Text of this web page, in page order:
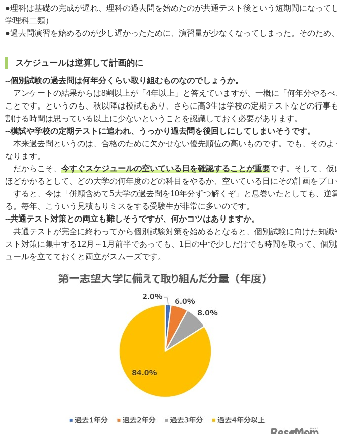
●理科は基礎の完成が遅れ、理科の過去問を始めたのが共通テスト後という短期間になっ
学理科二類）
●過去問演習を始めるのが少し遅かったために、演習量が少なくなってしまった。そのため
スケジュールは逆算して計画的に
--個別試験の過去問は何年分くらい取り組むものなのでしょうか。
アンケートの結果からは8割以上が「4年以上」と答えていますが、一概に「何年分やる
ことです。というのも、秋以降は模試もあり、さらに高3生は学校の定期テストなどの行
割ける時間は思っている以上に少ないということを認識しておく必要があります。
--模試や学校の定期テストに追われ、うっかり過去問を後回しにしてしまいそうです。
本来過去問というのは、合格のために欠かせない優先順位の高いものです。でも、その
なります。
だからこそ、 今すぐスケジュールの空いている日を確認することが重要です。そして、
ほどかかるとして、どの大学の何年度のどの科目をやるか、空いている日にその計画をプロ
すると、今は「併願含めて5大学の過去問を10年分ずつ解くぞ」と息巻いたとしても、
る。毎年、こういう見積もりミスをする受験生が非常に多いのです。
--共通テスト対策との両立も難しそうですが、何かコツはありますか。
共通テストが完全に終わってから個別試験対策を始めるとなると、個別試験に向けた知
スト対策に集中する12月～1月前半であっても、1日の中で少しだけでも時間を取って、
ュールを立てておくと両立がスムーズです。